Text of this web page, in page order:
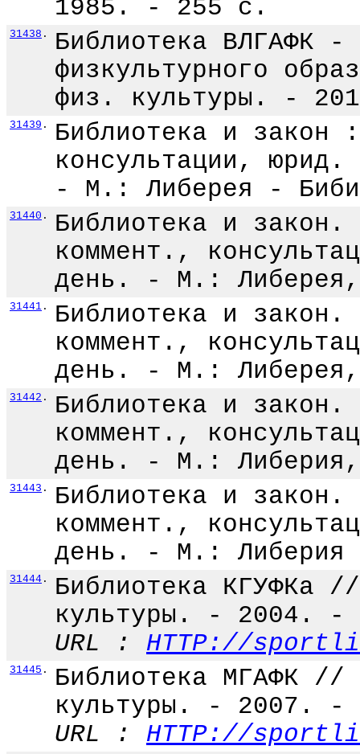
1985. - 255 с.
31438 .
Библиотека ВЛГАФК -
физкультурного
физ. культуры. -
31439 .
Библиотека и
консультации,
- М.: Либерея -
31440 .
Библиотека и
коммент.,
день. - М.:
31441 .
Библиотека и
коммент.,
день. - М.:
31442 .
Библиотека и
коммент.,
день. - М.:
31443 .
Библиотека и
коммент.,
день. - М.: Либерия
31444 .
Библиотека КГУФКа
культуры. - 2004.
URL : HTTP://
31445 .
Библиотека МГАФК //
культуры. - 2007.
URL : HTTP://